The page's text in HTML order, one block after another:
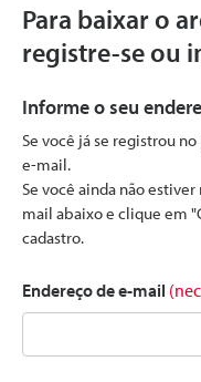
Para baixar o
registre-se ou
Informe o seu
Se você já se registrou
e-mail.
Se você ainda não
mail abaixo e clique em
cadastro.
Endereço de e-mail